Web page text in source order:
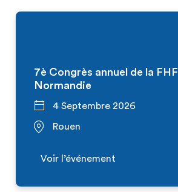
7è Congrès annuel de la FHF
Normandie
4 Septembre 2026
Rouen
Voir l’événement